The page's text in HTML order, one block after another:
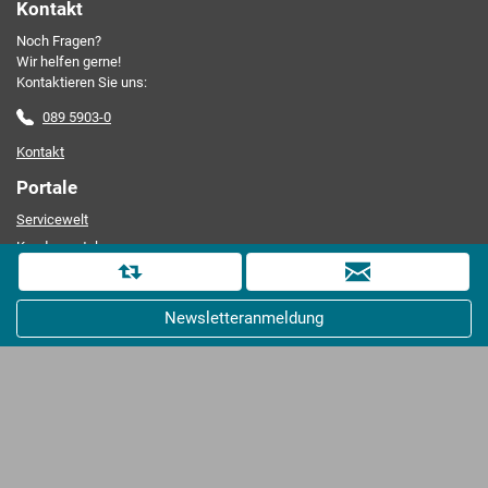
Kontakt
Noch Fragen?
Wir helfen gerne!
Kontaktieren Sie uns:
089 5903-0
Kontakt
Portale
Servicewelt
Kundenportal
ZEMA
Information
i
s
Newsletteranmeldung